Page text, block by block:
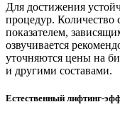
Для достижения
процедур. Количество
показателем,
озвучивается
уточняются цены на
и другими составами.
Естественный лифтинг-